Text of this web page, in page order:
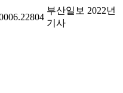
부산일보 2022년
기사